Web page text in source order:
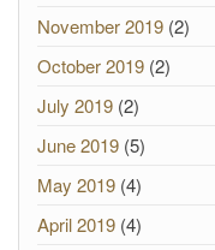
November 2019 (2)
October 2019 (2)
July 2019 (2)
June 2019 (5)
May 2019 (4)
April 2019 (4)